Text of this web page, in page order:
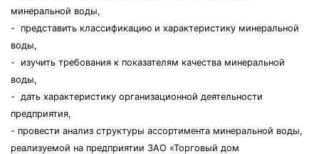
минеральной воды,
- представить классификацию и характеристику минеральной
воды,
- изучить требования к показателям качества минеральной
воды,
- дать характеристику организационной деятельности
предприятия,
- провести анализ структуры ассортимента минеральной воды,
реализуемой на предприятии ЗАО «Торговый дом